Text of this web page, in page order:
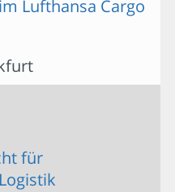
Lufthansa Cargo
für